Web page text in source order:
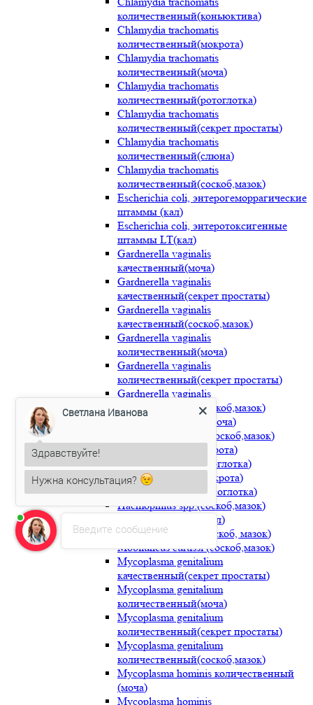
количественный(коньюктива)
Chlamydia trachomatis
количественный(мокрота)
Chlamydia trachomatis
количественный(моча)
Chlamydia trachomatis
количественный(ротоглотка)
Chlamydia trachomatis
количественный(секрет простаты)
Chlamydia trachomatis
количественный(слюна)
Chlamydia trachomatis
количественный(соскоб,мазок)
Escherichia coli, энтерогеморрагические
штаммы (кал)
Escherichia coli, энтеротоксигенные
штаммы LT(кал)
Gardnerella vaginalis
качественный(моча)
Gardnerella vaginalis
качественный(секрет простаты)
Gardnerella vaginalis
качественный(соскоб,мазок)
Gardnerella vaginalis
количественный(моча)
Gardnerella vaginalis
количественный(секрет простаты)
Gardnerella vaginalis
количественный(соскоб,мазок)
Haemophilus ducrei(моча)
Haemophilus ducrei(соскоб,мазок)
Haemophilus sp.(мокрота)
Haemophilus sp.(носоглотка)
Haemophilus spp.(мокрота)
Haemophilus spp.(носоглотка)
Haemophilus spp.(соскоб,мазок)
Helicobacter pylori(кал)
Lactobacillus spp. (соскоб, мазок)
Mobiluncus curtissi (соскоб,мазок)
Mycoplasma genitalium
качественный(секрет простаты)
Mycoplasma genitalium
количественный(моча)
Mycoplasma genitalium
количественный(секрет простаты)
Mycoplasma genitalium
количественный(соскоб,мазок)
Mycoplasma hominis количественный
(моча)
Mycoplasma hominis
Введите сообщение
Светлана Иванова
Здравствуйте!
Нужна консультация?
Светлана Ивановапечатает...